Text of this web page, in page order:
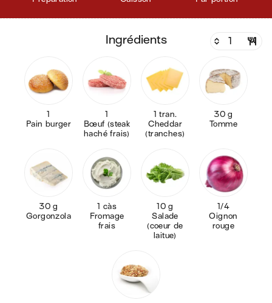
ingrédients
1
Pain burger
1
Bœuf (steak
haché frais)
1 tran.
Cheddar
(tranches)
30 g
Tomme
30 g
Gorgonzola
1 càs
Fromage
frais
10 g
Salade
(coeur de
laitue)
1/4
Oignon
rouge